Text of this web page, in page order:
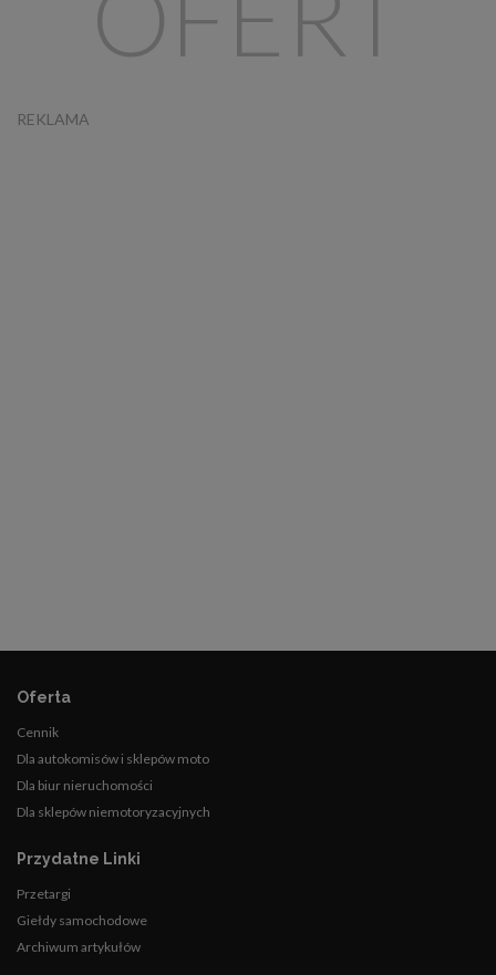
REKLAMA
Oferta
Cennik
Dla autokomisów i sklepów moto
Dla biur nieruchomości
Dla sklepów niemotoryzacyjnych
Przydatne Linki
Przetargi
Giełdy samochodowe
Archiwum artykułów